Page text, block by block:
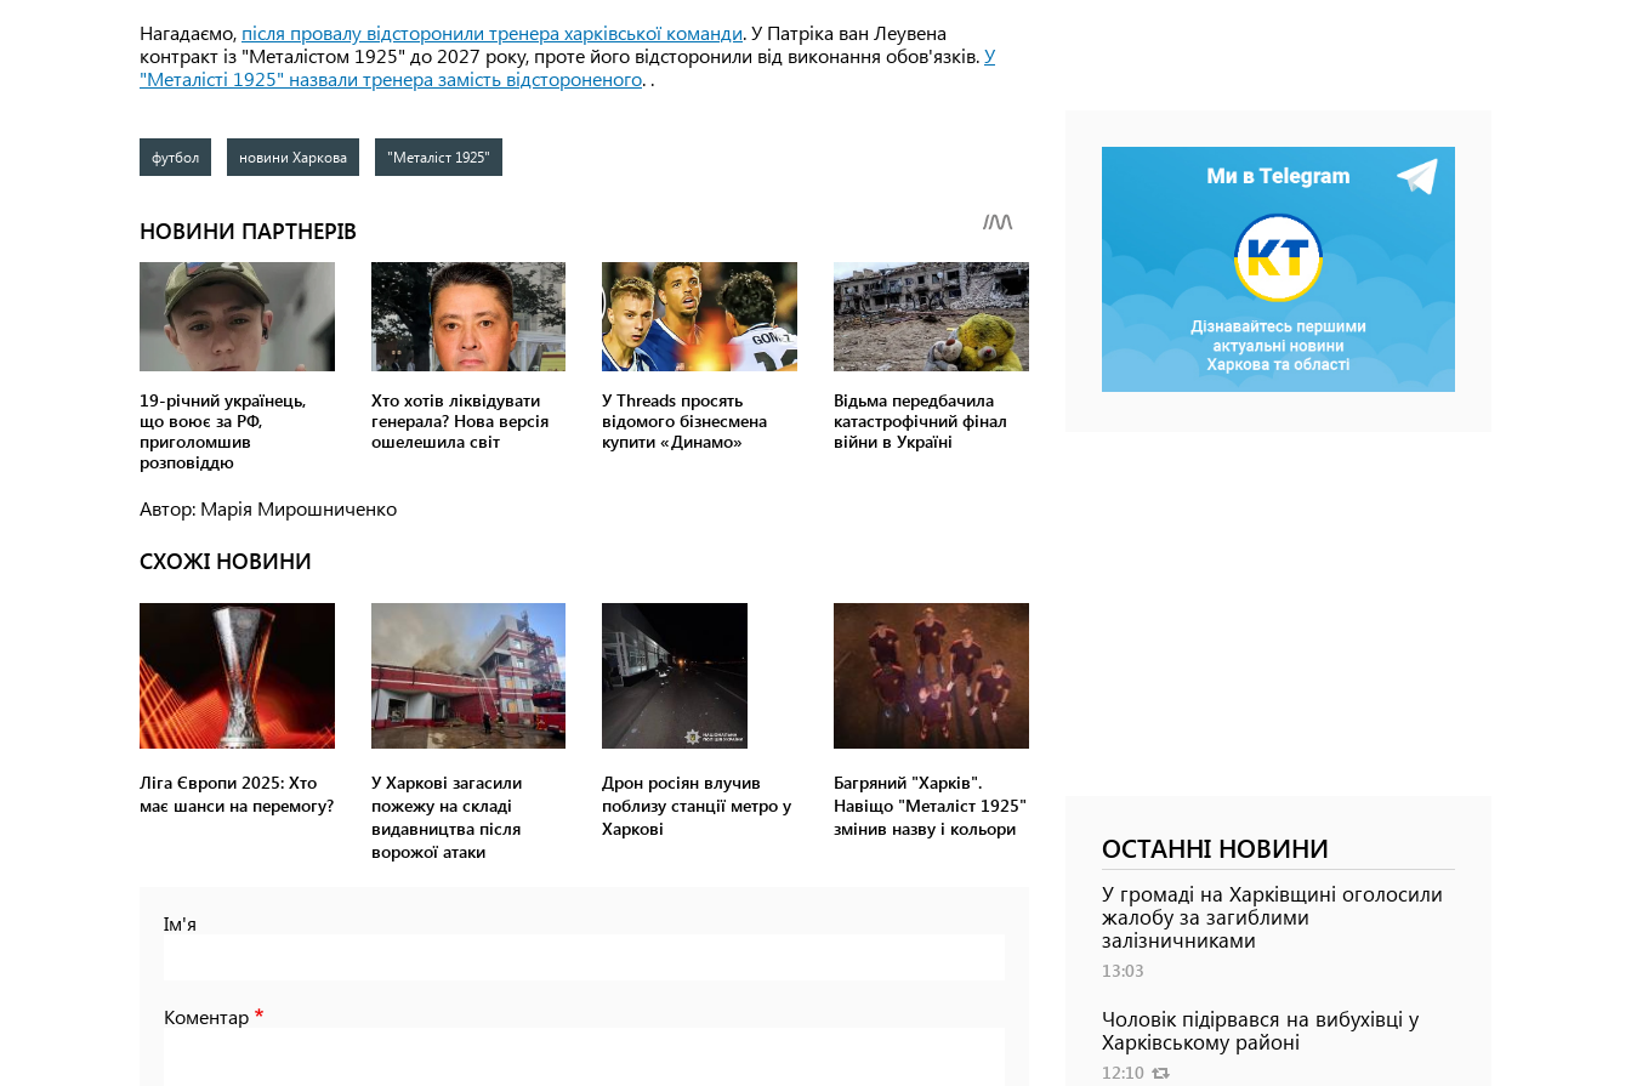
Нагадаємо, після провалу відсторонили тренера харківської команди. У Патріка ван Леувена
контракт із "Металістом 1925" до 2027 року, проте його відсторонили від виконання обов'язків.У
"Металісті 1925" назвали тренера замість відстороненого. .
футбол новини Харкова "Металіст 1925"
Автор: Марія Мирошниченко
СХОЖІ НОВИНИ
Ліга Європи 2025: Хто
має шанси на перемогу?
У Харкові загасили
пожежу на складі
видавництва після
ворожої атаки
Дрон росіян влучив
поблизу станції метро у
Харкові
Багряний "Харків".
Навіщо "Металіст 1925"
змінив назву і кольори
Ім'я
Коментар
ОСТАННІ НОВИНИ
У громаді на Харківщині оголосили
жалобу за загиблими
залізничниками
13:03
Чоловік підірвався на вибухівці у
Харківському районі
12:10